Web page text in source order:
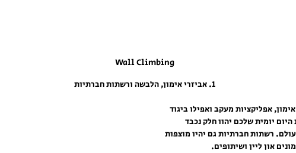
Wall Climbing
1. אביזרי אימון, הלבשה ורשתות חברתיות
אפליקציות מעקב ואפילו ביגוד
יומית שלכם יהוו חלק נכבד
רשתות חברתיות גם יהיו מוצפות
און ליין ושיתופים.